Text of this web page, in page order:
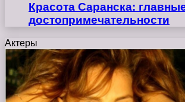
Красота Саранска:
достопримечательности
Актеры